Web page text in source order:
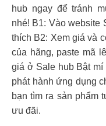
hub ngay để tránh
nhé! B1: Vào website
thích B2: Xem giá và
của hãng, paste mã
giá ở Sale hub Bật mí
phát hành ứng dụng
bạn tìm ra sản phẩm
ưu đãi.